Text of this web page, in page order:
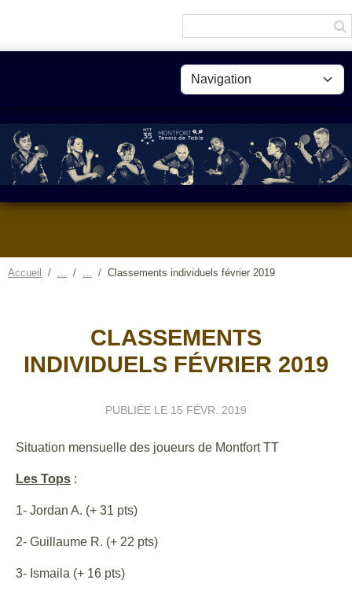
Accueil Classements individuels février 2019
CLASSEMENTS
INDIVIDUELS FÉVRIER 2019
PUBLIÉE LE 15 FÉVR. 2019
Situation mensuelle des joueurs de Montfort TT
Les Tops :
1- Jordan A. (+ 31 pts)
2- Guillaume R. (+ 22 pts)
3- Ismaila (+ 16 pts)